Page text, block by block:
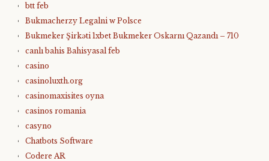
btt feb
Bukmacherzy Legalni w Polsce
Bukmeker Şirkəti 1xbet Bukmeker Oskarnı Qazandı – 710
canlı bahis Bahisyasal feb
casino
casinoluxth.org
casinomaxisites oyna
casinos romania
casyno
Chatbots Software
Codere AR